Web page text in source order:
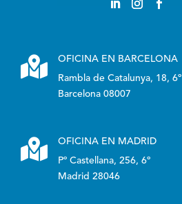

OFICINA EN BARCELONA
Rambla de Catalunya, 18, 6º
Barcelona 08007

OFICINA EN MADRID
Pº Castellana, 256, 6º
Madrid 28046